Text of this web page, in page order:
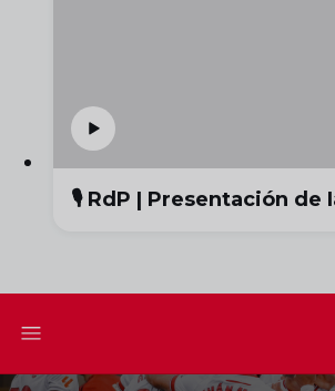
🎙️ RdP | Presentación de